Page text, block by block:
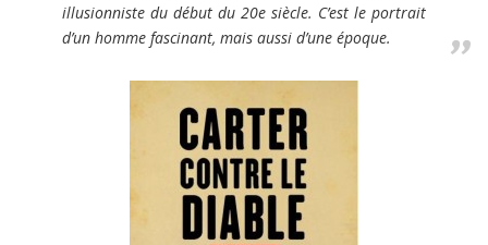
illusionniste du début du 20e siècle. C’est le portrait
d’un homme fascinant, mais aussi d’une époque.